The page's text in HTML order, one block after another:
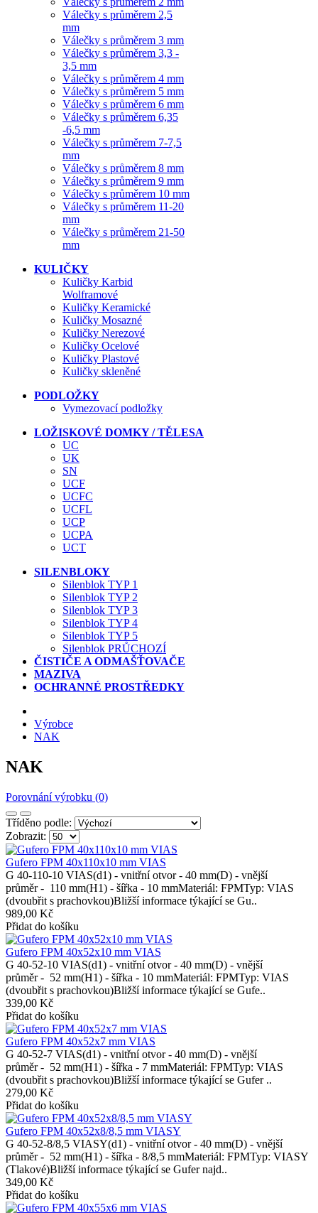
Válečky s průměrem 2,5
mm
Válečky s průměrem 3 mm
Válečky s průměrem 3,3 -
3,5 mm
Válečky s průměrem 4 mm
Válečky s průměrem 5 mm
Válečky s průměrem 6 mm
Válečky s průměrem 6,35
-6,5 mm
Válečky s průměrem 7-7,5
mm
Válečky s průměrem 8 mm
Válečky s průměrem 9 mm
Válečky s průměrem 10 mm
Válečky s průměrem 11-20
mm
Válečky s průměrem 21-50
mm
KULIČKY
Kuličky Karbid
Wolframové
Kuličky Keramické
Kuličky Mosazné
Kuličky Nerezové
Kuličky Ocelové
Kuličky Plastové
Kuličky skleněné
PODLOŽKY
Vymezovací podložky
LOŽISKOVÉ DOMKY / TĚLESA
UC
UK
SN
UCF
UCFC
UCFL
UCP
UCPA
UCT
SILENBLOKY
Silenblok TYP 1
Silenblok TYP 2
Silenblok TYP 3
Silenblok TYP 4
Silenblok TYP 5
Silenblok PRŮCHOZÍ
ČISTIČE A ODMAŠŤOVAČE
MAZIVA
OCHRANNÉ PROSTŘEDKY
Výrobce
NAK
NAK
Porovnání výrobku (0)
Tříděno podle:
Zobrazit:
Gufero FPM 40x110x10 mm VIAS
G 40-110-10 VIAS(d1) - vnitřní otvor - 40 mm(D) - vnější
průměr - 110 mm(H1) - šířka - 10 mmMateriál: FPMTyp: VIAS
(dvoubřit s prachovkou)Bližší informace týkající se Gu..
989,00 Kč
Přidat do košíku
Gufero FPM 40x52x10 mm VIAS
G 40-52-10 VIAS(d1) - vnitřní otvor - 40 mm(D) - vnější
průměr - 52 mm(H1) - šířka - 10 mmMateriál: FPMTyp: VIAS
(dvoubřit s prachovkou)Bližší informace týkající se Gufe..
339,00 Kč
Přidat do košíku
Gufero FPM 40x52x7 mm VIAS
G 40-52-7 VIAS(d1) - vnitřní otvor - 40 mm(D) - vnější
průměr - 52 mm(H1) - šířka - 7 mmMateriál: FPMTyp: VIAS
(dvoubřit s prachovkou)Bližší informace týkající se Gufer ..
279,00 Kč
Přidat do košíku
Gufero FPM 40x52x8/8,5 mm VIASY
G 40-52-8/8,5 VIASY(d1) - vnitřní otvor - 40 mm(D) - vnější
průměr - 52 mm(H1) - šířka - 8/8,5 mmMateriál: FPMTyp: VIASY
(Tlakové)Bližší informace týkající se Gufer najd..
349,00 Kč
Přidat do košíku